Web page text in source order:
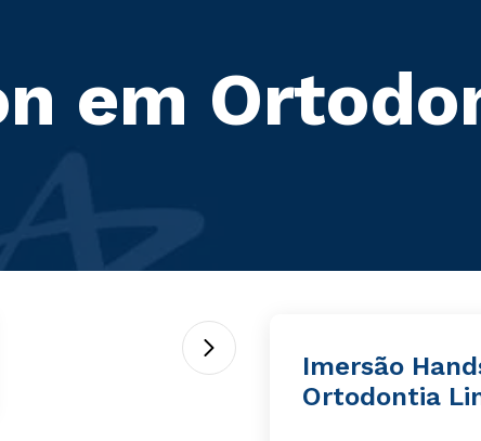
em
Imersão
Ortodontia